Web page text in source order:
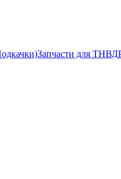
Запчасти для ТНВД